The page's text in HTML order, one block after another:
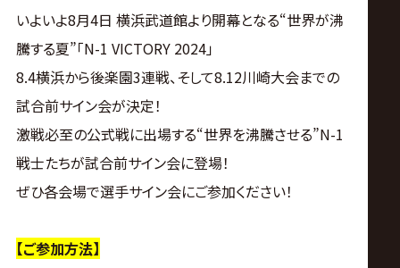
ノ
ア
公
式
サ
いよいよ8月4日 横浜武道館より開幕となる“世界が沸
騰する夏”「N-1 VICTORY 2024」
8.4横浜から後楽園3連戦、そして8.12川崎大会までの
試合前サイン会が決定！
激戦必至の公式戦に出場する“世界を沸騰させる”N-1
戦士たちが試合前サイン会に登場！
ぜひ各会場で選手サイン会にご参加ください！
【ご参加方法】